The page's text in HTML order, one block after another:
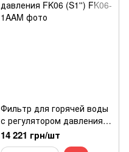
Фильтр для горячей воды
с регулятором давления
FK06 (S1'')
14 221 грн/шт